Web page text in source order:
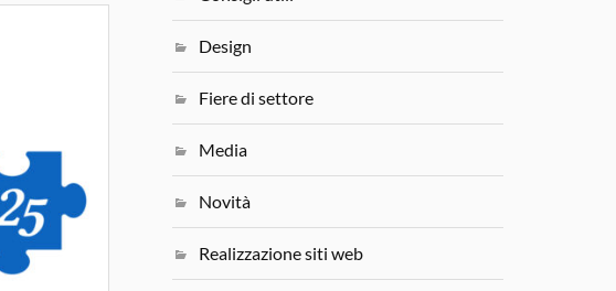
Design
Fiere di settore
Media
Novità
Realizzazione siti web